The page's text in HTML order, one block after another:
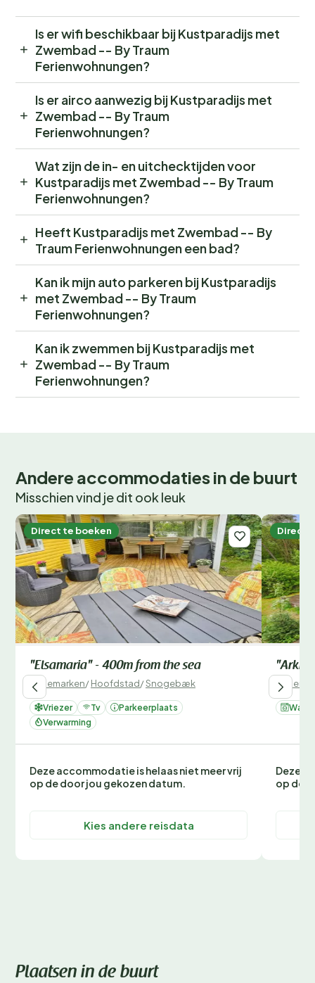
Is er wifi beschikbaar bij Kustparadijs met
Zwembad -- By Traum
Ferienwohnungen?
Is er airco aanwezig bij Kustparadijs met
Zwembad -- By Traum
Ferienwohnungen?
Wat zijn de in- en uitchecktijden voor
Kustparadijs met Zwembad -- By Traum
Ferienwohnungen?
Heeft Kustparadijs met Zwembad -- By
Traum Ferienwohnungen een bad?
Kan ik mijn auto parkeren bij Kustparadijs
met Zwembad -- By Traum
Ferienwohnungen?
Kan ik zwemmen bij Kustparadijs met
Zwembad -- By Traum
Ferienwohnungen?
Andere accommodaties in de buurt
Misschien vind je dit ook leuk
Direct te boeken
"Elsamaria" - 400m from the sea
Denemarken/Hoofdstad/Snogebæk
Vriezer Tv
Parkeerplaats
Verwarming
Deze accommodatie is helaas niet meer vrij
op de door jou gekozen datum.
Kies andere reisdata
Direct
"Arkil"
Deze
op de
Plaatsen in de buurt